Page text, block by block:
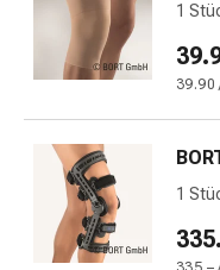
Warzen
Fusspilz
Haut
1
39.90
1